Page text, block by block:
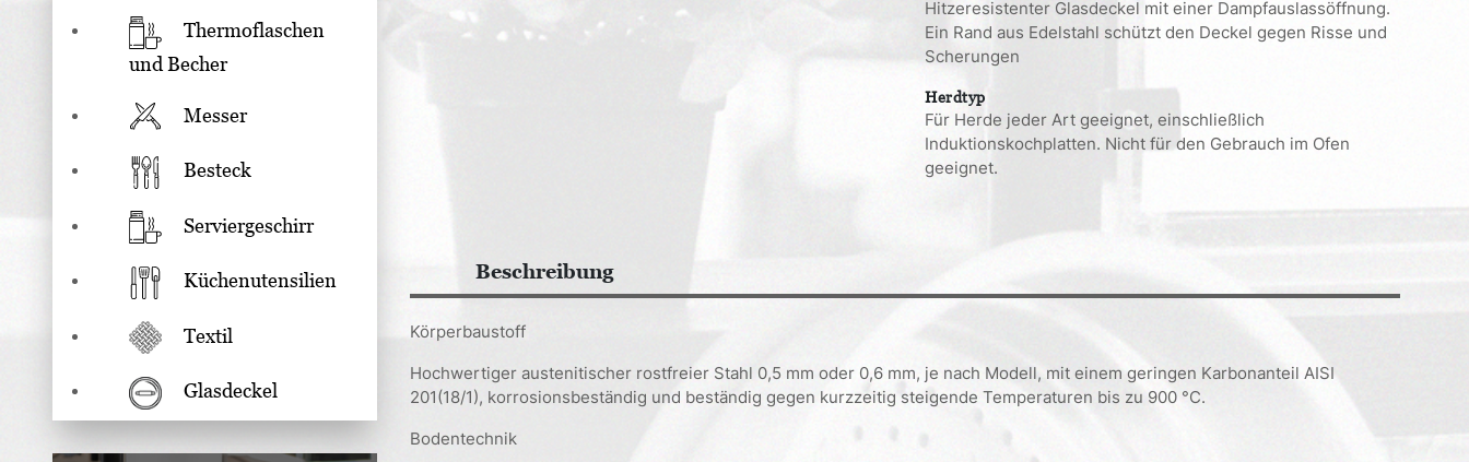
Thermoflaschen
und Becher
Messer
Besteck
Serviergeschirr
Küchenutensilien
Textil
Glasdeckel
Hitzeresistenter Glasdeckel mit einer Dampfauslassöffnung.
Ein Rand aus Edelstahl schützt den Deckel gegen Risse und
Scherungen
Herdtyp
Für Herde jeder Art geeignet, einschließlich
Induktionskochplatten. Nicht für den Gebrauch im Ofen
geeignet.
Beschreibung
Körperbaustoff
Hochwertiger austenitischer rostfreier Stahl 0,5 mm oder 0,6 mm, je nach Modell, mit einem geringen Karbonanteil AISI
201(18/1), korrosionsbeständig und beständig gegen kurzzeitig steigende Temperaturen bis zu 900 °C.
Bodentechnik